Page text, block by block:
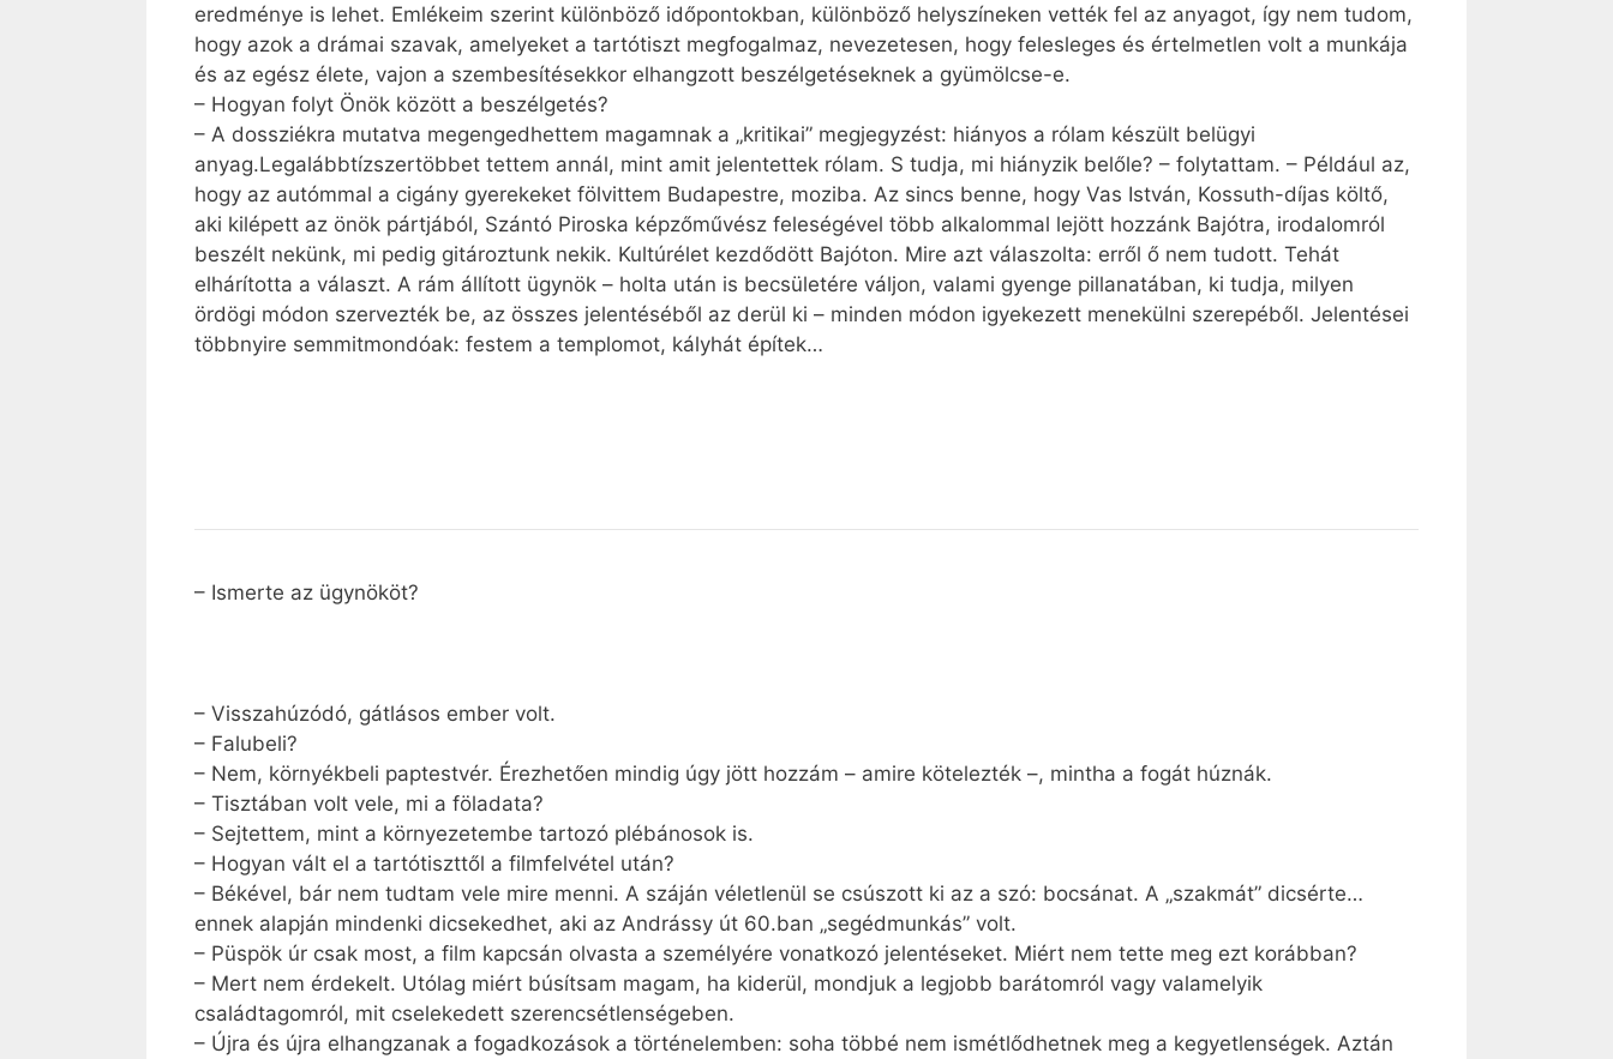
eredménye is lehet. Emlékeim szerint különböző időpontokban, különböző helyszíneken vették fel az anyagot, így nem tudom,
hogy azok a drámai szavak, amelyeket a tartótiszt megfogalmaz, nevezetesen, hogy felesleges és értelmetlen volt a munkája
és az egész élete, vajon a szembesítésekkor elhangzott beszélgetéseknek a gyümölcse-e.
– Hogyan folyt Önök között a beszélgetés?
– A dossziékra mutatva megengedhettem magamnak a „kritikai” megjegyzést: hiányos a rólam készült belügyi
anyag.Legalábbtízszertöbbet tettem annál, mint amit jelentettek rólam. S tudja, mi hiányzik belőle? – folytattam. – Például az,
hogy az autómmal a cigány gyerekeket fölvittem Budapestre, moziba. Az sincs benne, hogy Vas István, Kossuth-díjas költő,
aki kilépett az önök pártjából, Szántó Piroska képzőművész feleségével több alkalommal lejött hozzánk Bajótra, irodalomról
beszélt nekünk, mi pedig gitároztunk nekik. Kultúrélet kezdődött Bajóton. Mire azt válaszolta: erről ő nem tudott. Tehát
elhárította a választ. A rám állított ügynök – holta után is becsületére váljon, valami gyenge pillanatában, ki tudja, milyen
ördögi módon szervezték be, az összes jelentéséből az derül ki – minden módon igyekezett menekülni szerepéből. Jelentései
többnyire semmitmondóak: festem a templomot, kályhát építek…
– Ismerte az ügynököt?
– Visszahúzódó, gátlásos ember volt.
– Falubeli?
– Nem, környékbeli paptestvér. Érezhetően mindig úgy jött hozzám – amire kötelezték –, mintha a fogát húznák.
– Tisztában volt vele, mi a föladata?
– Sejtettem, mint a környezetembe tartozó plébánosok is.
– Hogyan vált el a tartótiszttől a filmfelvétel után?
– Békével, bár nem tudtam vele mire menni. A száján véletlenül se csúszott ki az a szó: bocsánat. A „szakmát” dicsérte…
ennek alapján mindenki dicsekedhet, aki az Andrássy út 60.ban „segédmunkás” volt.
– Püspök úr csak most, a film kapcsán olvasta a személyére vonatkozó jelentéseket. Miért nem tette meg ezt korábban?
– Mert nem érdekelt. Utólag miért búsítsam magam, ha kiderül, mondjuk a legjobb barátomról vagy valamelyik
családtagomról, mit cselekedett szerencsétlenségeben.
– Újra és újra elhangzanak a fogadkozások a történelemben: soha többé nem ismétlődhetnek meg a kegyetlenségek. Aztán